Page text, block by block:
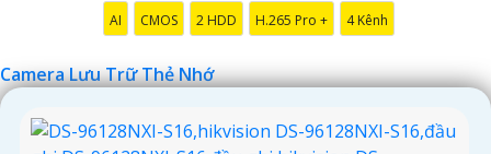
AI CMOS 2 HDD H.265 Pro + 4 Kênh
Camera Lưu Trữ Thẻ Nhớ